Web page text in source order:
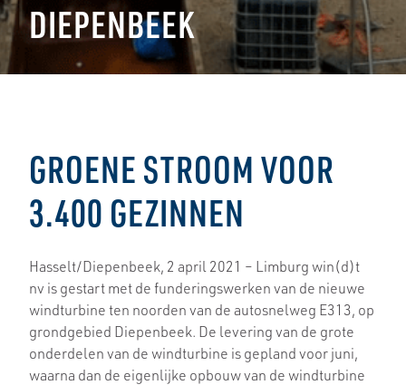
DIEPENBEEK
GROENE STROOM VOOR
3.400 GEZINNEN
Hasselt/Diepenbeek, 2 april 2021 – Limburg win(d)t
nv is gestart met de funderingswerken van de nieuwe
windturbine ten noorden van de autosnelweg E313, op
grondgebied Diepenbeek. De levering van de grote
onderdelen van de windturbine is gepland voor juni,
waarna dan de eigenlijke opbouw van de windturbine